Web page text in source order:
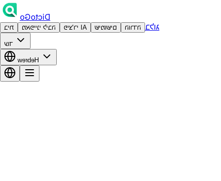
DictoGo
בית מאפייני ליבה פיצ'רי AI שימושים הורדה בלוג
עוד
Hebrew